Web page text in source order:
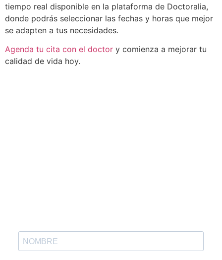
tiempo real disponible en la plataforma de Doctoralia,
donde podrás seleccionar las fechas y horas que mejor
se adapten a tus necesidades.
Agenda tu cita con el doctor y comienza a mejorar tu
calidad de vida hoy.